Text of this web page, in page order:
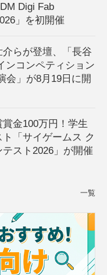
Digi Fab
」を初開催
らが登壇、「長谷
ンコンペティション
会」が8月19日に開
賞金100万円！学生
「サイゲームス ク
スト2026」が開催
一覧